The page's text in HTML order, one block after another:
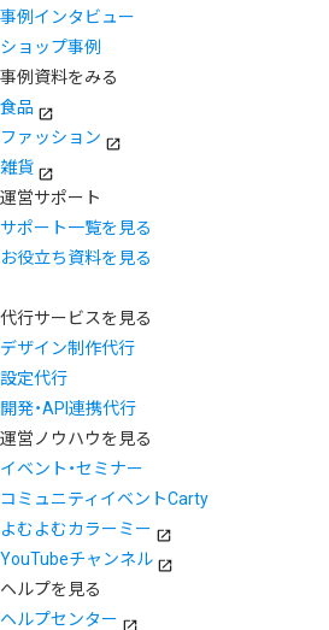
事例インタビュー
ショップ事例
事例資料をみる
食品
ファッション
雑貨
運営サポート
サポート一覧を見る
お役立ち資料を見る
代行サービスを見る
デザイン制作代行
設定代行
開発・API連携代行
運営ノウハウを見る
イベント・セミナー
コミュニティイベントCarty
よむよむカラーミー
YouTubeチャンネル
ヘルプを見る
ヘルプセンター